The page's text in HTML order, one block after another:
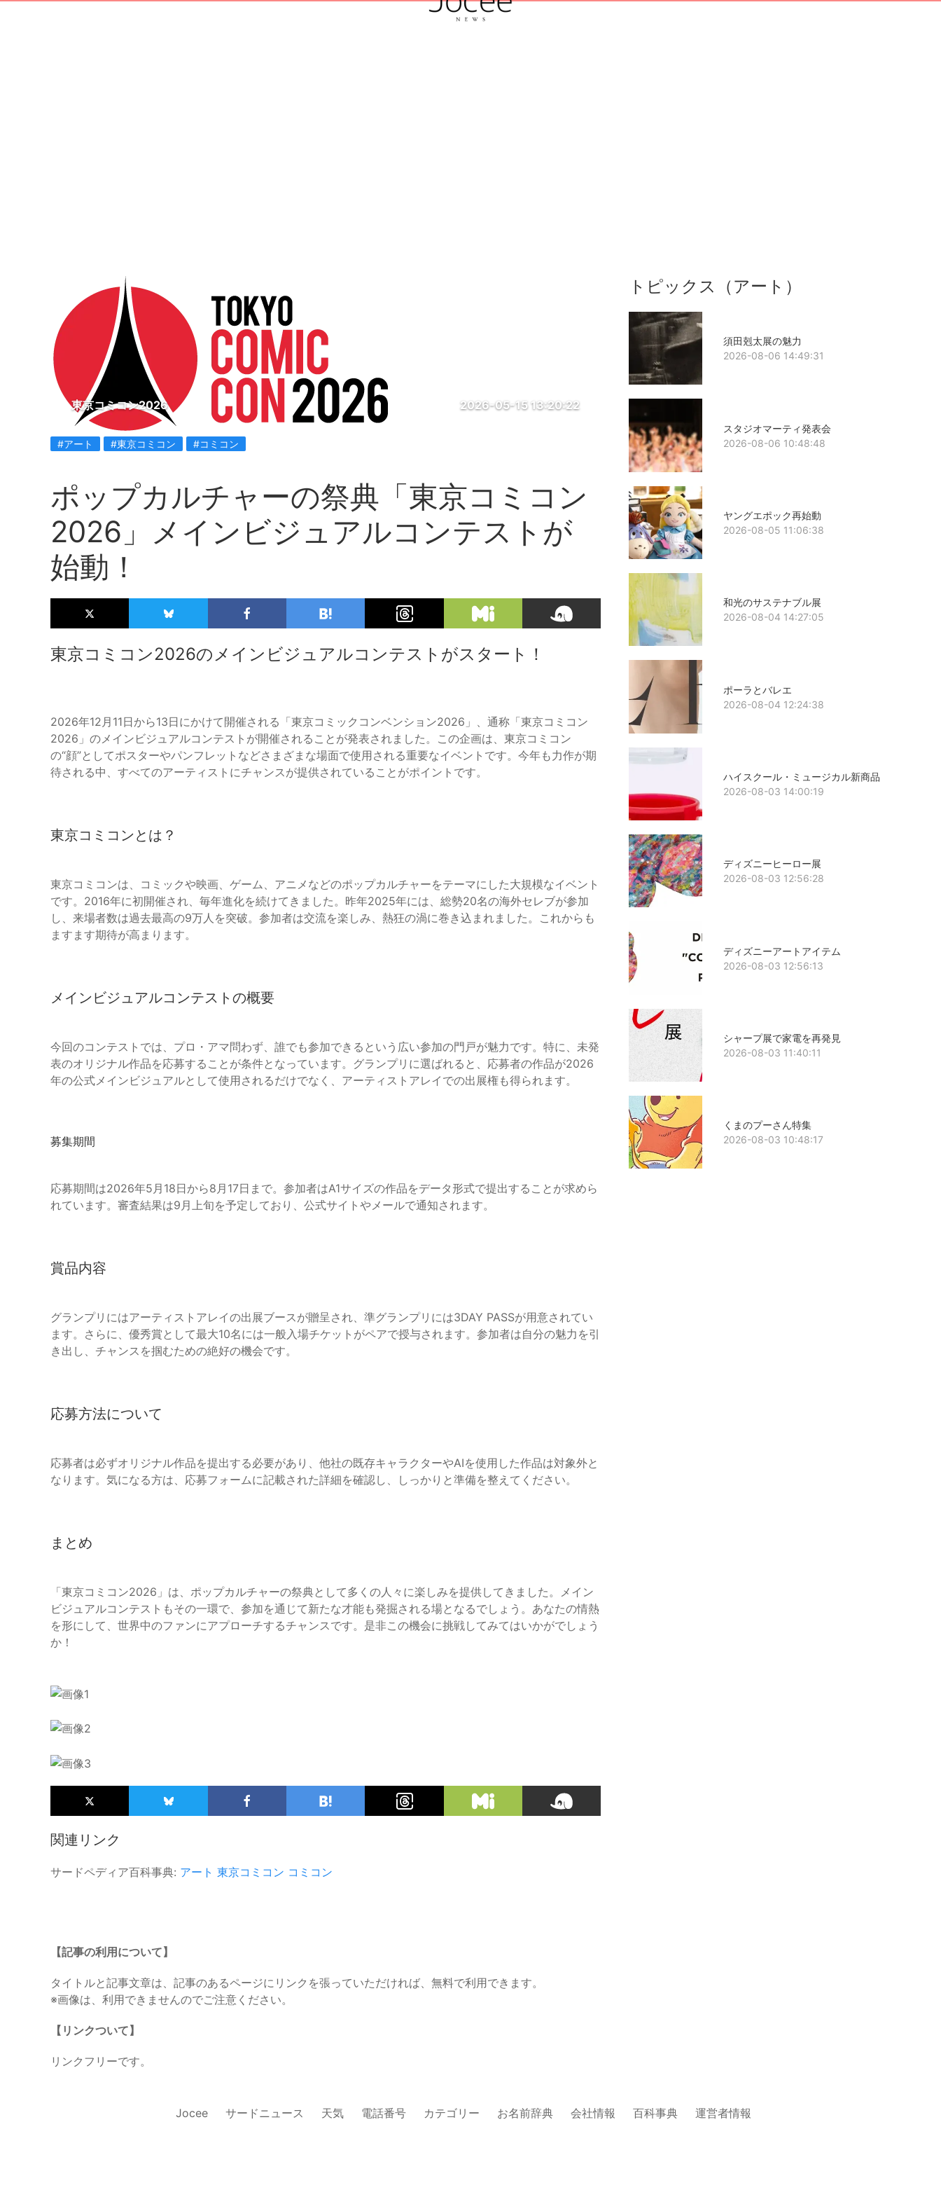
東京コミコン2026 2026-05-15 13:20:22
#アート #東京コミコン #コミコン
ポップカルチャーの祭典「東京コミコン
2026」メインビジュアルコンテストが
始動！
東京コミコン2026のメインビジュアルコンテストがスタート！
2026年12月11日から13日にかけて開催される「東京コミックコンベンション2026」、通称「東京コミコン
2026」のメインビジュアルコンテストが開催されることが発表されました。この企画は、東京コミコン
の“顔”としてポスターやパンフレットなどさまざまな場面で使用される重要なイベントです。今年も力作が期
待される中、すべてのアーティストにチャンスが提供されていることがポイントです。
東京コミコンとは？
東京コミコンは、コミックや映画、ゲーム、アニメなどのポップカルチャーをテーマにした大規模なイベント
です。2016年に初開催され、毎年進化を続けてきました。昨年2025年には、総勢20名の海外セレブが参加
し、来場者数は過去最高の9万人を突破。参加者は交流を楽しみ、熱狂の渦に巻き込まれました。これからも
ますます期待が高まります。
メインビジュアルコンテストの概要
今回のコンテストでは、プロ・アマ問わず、誰でも参加できるという広い参加の門戸が魅力です。特に、未発
表のオリジナル作品を応募することが条件となっています。グランプリに選ばれると、応募者の作品が2026
年の公式メインビジュアルとして使用されるだけでなく、アーティストアレイでの出展権も得られます。
募集期間
応募期間は2026年5月18日から8月17日まで。参加者はA1サイズの作品をデータ形式で提出することが求めら
れています。審査結果は9月上旬を予定しており、公式サイトやメールで通知されます。
賞品内容
グランプリにはアーティストアレイの出展ブースが贈呈され、準グランプリには3DAY PASSが用意されてい
ます。さらに、優秀賞として最大10名には一般入場チケットがペアで授与されます。参加者は自分の魅力を引
き出し、チャンスを掴むための絶好の機会です。
応募方法について
応募者は必ずオリジナル作品を提出する必要があり、他社の既存キャラクターやAIを使用した作品は対象外と
なります。気になる方は、応募フォームに記載された詳細を確認し、しっかりと準備を整えてください。
まとめ
「東京コミコン2026」は、ポップカルチャーの祭典として多くの人々に楽しみを提供してきました。メイン
ビジュアルコンテストもその一環で、参加を通じて新たな才能も発掘される場となるでしょう。あなたの情熱
を形にして、世界中のファンにアプローチするチャンスです。是非この機会に挑戦してみてはいかがでしょう
か！
関連リンク
サードペディア百科事典: アート 東京コミコン コミコン
トピックス（アート）
須田剋太展の魅力
2026-08-06 14:49:31
スタジオマーティ発表会
2026-08-06 10:48:48
ヤングエポック再始動
2026-08-05 11:06:38
和光のサステナブル展
2026-08-04 14:27:05
ポーラとバレエ
2026-08-04 12:24:38
ハイスクール・ミュージカル新商品
2026-08-03 14:00:19
ディズニーヒーロー展
2026-08-03 12:56:28
ディズニーアートアイテム
2026-08-03 12:56:13
シャープ展で家電を再発見
2026-08-03 11:40:11
くまのプーさん特集
2026-08-03 10:48:17
【記事の利用について】
タイトルと記事文章は、記事のあるページにリンクを張っていただければ、無料で利用できます。
※画像は、利用できませんのでご注意ください。
【リンクついて】
リンクフリーです。
Jocee サードニュース 天気 電話番号 カテゴリー お名前辞典 会社情報 百科事典 運営者情報